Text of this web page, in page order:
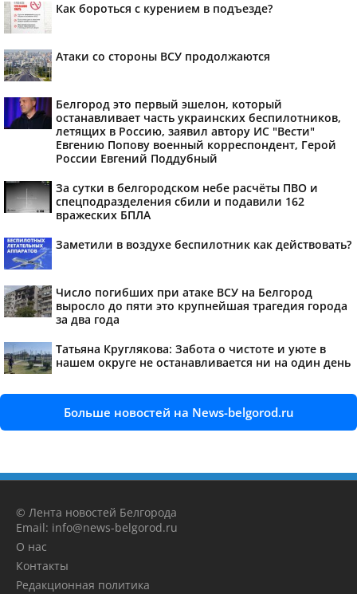
Как бороться с курением в подъезде?
Атаки со стороны ВСУ продолжаются
Белгород это первый эшелон, который
останавливает часть украинских беспилотников,
летящих в Россию, заявил автору ИС "Вести"
Евгению Попову военный корреспондент, Герой
России Евгений Поддубный
За сутки в белгородском небе расчёты ПВО и
спецподразделения сбили и подавили 162
вражеских БПЛА
Заметили в воздухе беспилотник как действовать?
Число погибших при атаке ВСУ на Белгород
выросло до пяти это крупнейшая трагедия города
за два года
Татьяна Круглякова: Забота о чистоте и уюте в
нашем округе не останавливается ни на один день
Больше новостей на News-belgorod.ru
© Лента новостей Белгорода
Email: info@news-belgorod.ru
О нас
Контакты
Редакционная политика